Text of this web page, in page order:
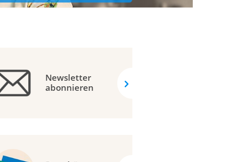
Newsletter
abonnieren